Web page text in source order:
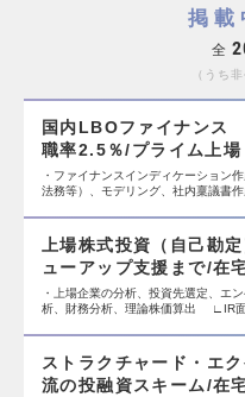
掲載
全
うち
国内LBOファイナンス
職率2.5％/プライム上場
・ファイナンスインディケーション
法務等）、モデリング、社内稟議書
上場株式投資（自己勘
ューアップ支援まで/在
・上場企業の分析、投資先選定、
析、財務分析、理論株価算出 ∟IR面
ストラクチャード・エ
流の投融資スキーム/在